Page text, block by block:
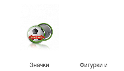
Значки
Фигурки и